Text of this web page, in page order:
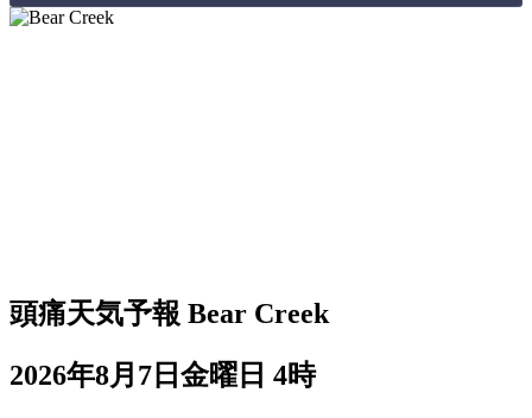
頭痛天気予報 Bear Creek
2026年8月7日金曜日 4時